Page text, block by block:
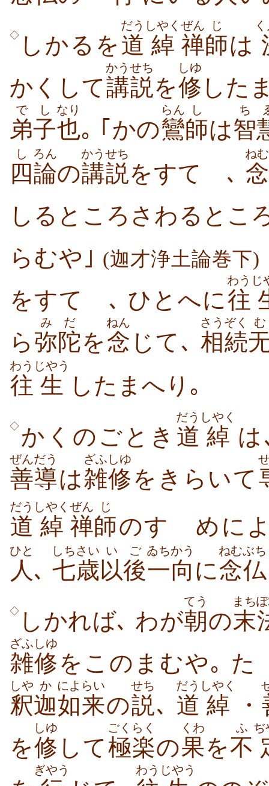
◇ しかるを 道
だう
綽
しやく
禅
ぜん
師
じ
は
かくして講説
かうせち
を修
しゆ
した
弟子
でし
也
なり
｡ ｢かの鸞
らん
師
し
は智
ち
四
し
論
ろん
の講説
かうせち
をすてゝ､
ね
しるところさわるとこ
らむや｣ (迦才浄土論巻下)
をすてゝ､ ひとへに往
わう じ
ら 弥陀
みだ
を念
ねん
じて､ 相続
さうぞく む
往
わう
生
じやう
したまへり｡
◇ かくのごとき 道
だう
綽
しやく
善導
ぜんだう
は雑修
ざふしゆ
をきらいて
道
だう
綽
しやく
禅
ぜん
師
じ
のすゝめに
人
ひと
､ 七歳
しちさい
以後
いご
一向
ゐちかう
に念仏
ねむぶち
◇ しかれば､ わが朝
てう
の末
まち
雑修
ざふしゆ
をこのまむや｡ た
釈
しや
迦
か
如来
によらい
の説
せち
､ 道
だう
綽
しやく
・
を修
しゆ
して極楽
ごくらく
の果
くわ
を不
ふ ぢ
ぎやう わう じやう